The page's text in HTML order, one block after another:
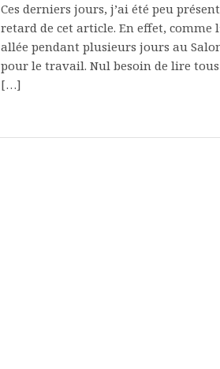
Ces derniers jours, j’ai été peu
retard de cet article. En effet, comme
allée pendant plusieurs jours au
pour le travail. Nul besoin de lire
[…]